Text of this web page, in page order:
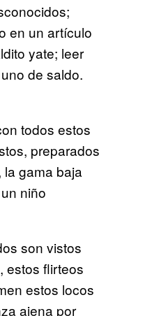
en un artículo
yate; leer
de saldo.
todos estos
preparados
la gama baja
niño
son vistos
estos flirteos
estos locos
ajena por